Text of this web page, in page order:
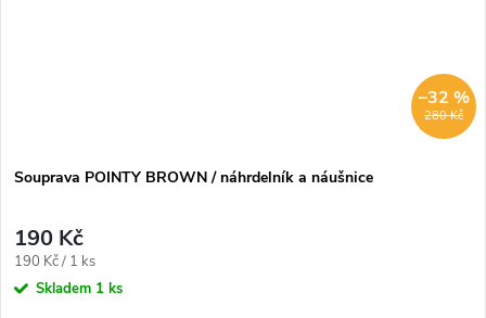
280 Kč
–32 %
Souprava POINTY BROWN / náhrdelník a náušnice
190 Kč
Měrná
cena:
190 Kč / 1 ks
Skladem 1 ks